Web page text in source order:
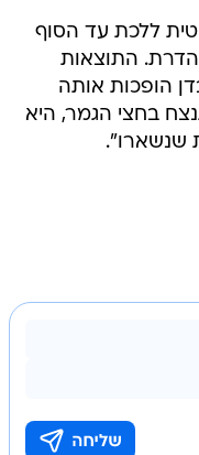
ללכת עד הסוף
התוצאות
הופכות אותה
בחצי הגמר, היא
שנשארו".